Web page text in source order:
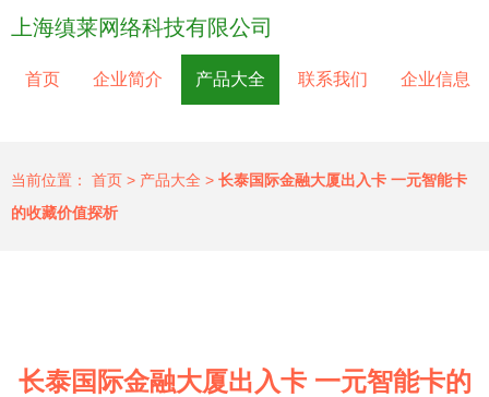
上海缜莱网络科技有限公司
首页 企业简介 产品大全 联系我们 企业信息
当前位置： 首页 > 产品大全 > 长泰国际金融大厦出入卡 一元智能卡
的收藏价值探析
长泰国际金融大厦出入卡 一元智能卡的